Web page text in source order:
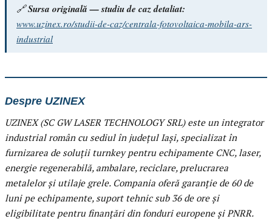
🔗Sursa originală — studiu de caz detaliat:
www.uzinex.ro/studii-de-caz/centrala-fotovoltaica-mobila-ars-
industrial
Despre UZINEX
UZINEX (SC GW LASER TECHNOLOGY SRL) este un integrator
industrial român cu sediul în județul Iași, specializat în
furnizarea de soluții turnkey pentru echipamente CNC, laser,
energie regenerabilă, ambalare, reciclare, prelucrarea
metalelor și utilaje grele. Compania oferă garanție de 60 de
luni pe echipamente, suport tehnic sub 36 de ore și
eligibilitate pentru finanțări din fonduri europene și PNRR.